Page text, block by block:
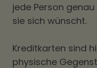
jede Person
sie sich wünscht.
Kreditkarten sind
physische